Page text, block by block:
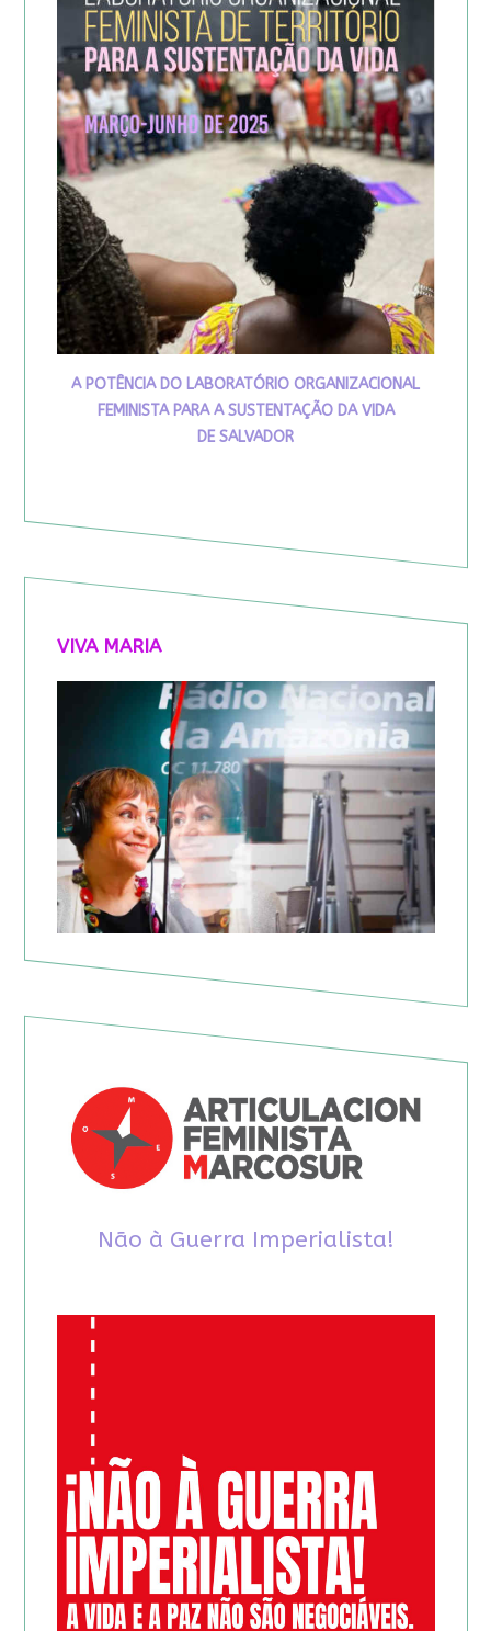
A POTÊNCIA DO LABORATÓRIO ORGANIZACIONAL
FEMINISTA PARA A SUSTENTAÇÃO DA VIDA
DE SALVADOR
VIVA MARIA
Não à Guerra Imperialista!